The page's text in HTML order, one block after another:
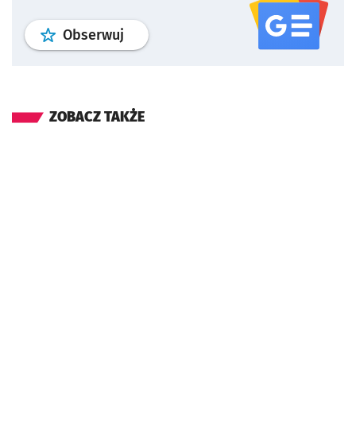
Obserwuj profil serwisu
ZOBACZ TAKŻE